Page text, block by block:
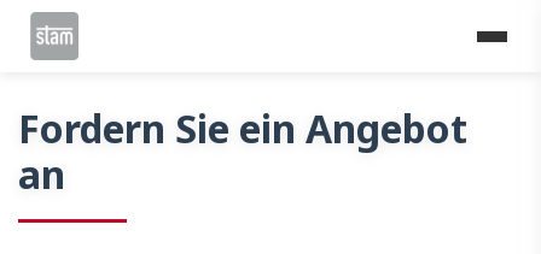
Home
Fordern Sie ein Angebot
an